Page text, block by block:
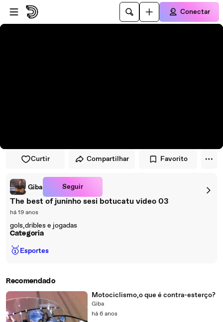
Pular para o player
Ir para o conteúdo principal
Conectar
Curtir Compartilhar Favorito
Giba Seguir
The best of juninho sesi botucatu video 03
há 19 anos
gols,dribles e jogadas
Categoria
🥇Esportes
Recomendado
Motociclismo,o que é contra-esterço?
Giba
há 6 anos